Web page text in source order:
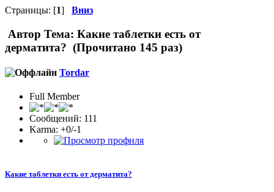
Страницы: [1] Вниз
Автор Тема: Какие таблетки есть от
дерматита? (Прочитано 145 раз)
Tordar
Full Member
Сообщений: 111
Karma: +0/-1
Какие таблетки есть от дерматита?